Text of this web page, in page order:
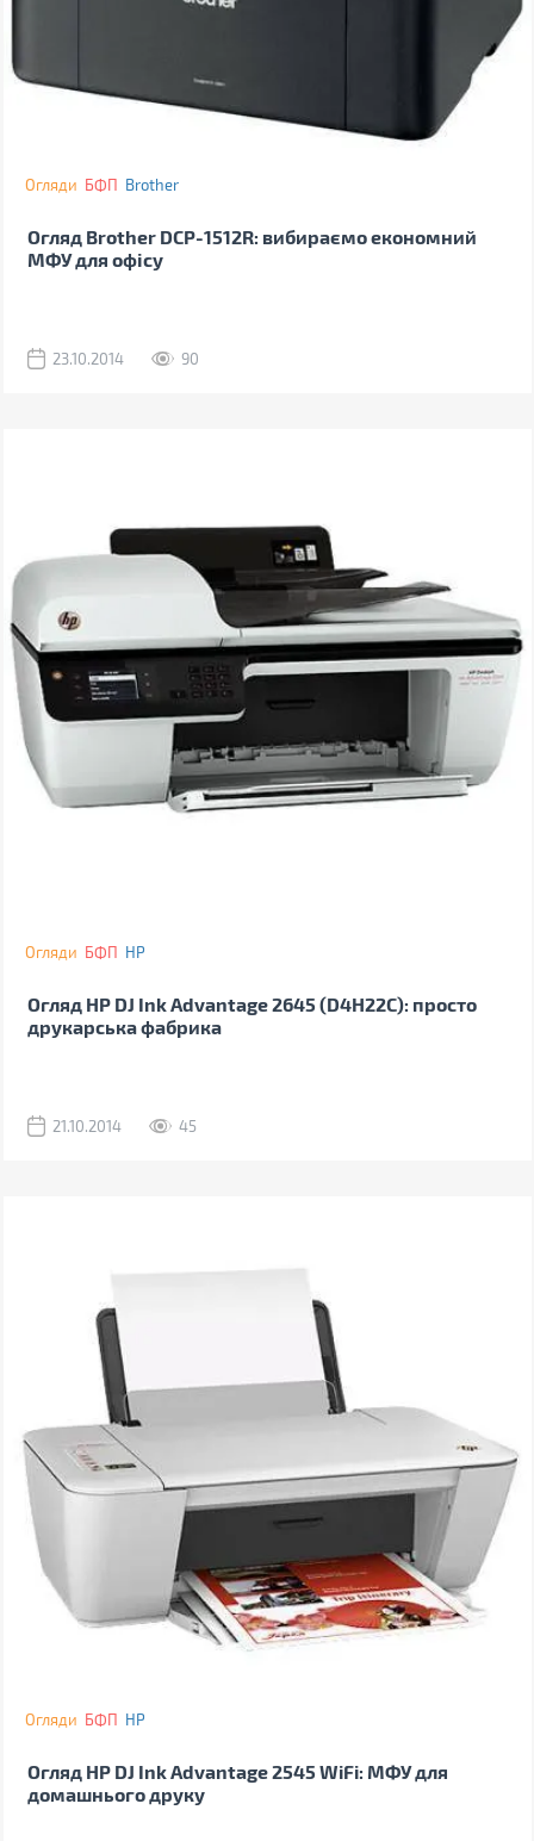
Огляди БФП Brother
Огляд Brother DCP-1512R: вибираємо економний
МФУ для офісу
23.10.2014 90
Огляди БФП HP
Огляд HP DJ Ink Advantage 2645 (D4H22C): просто
друкарська фабрика
21.10.2014 45
Огляди БФП HP
Огляд HP DJ Ink Advantage 2545 WiFi: МФУ для
домашнього друку